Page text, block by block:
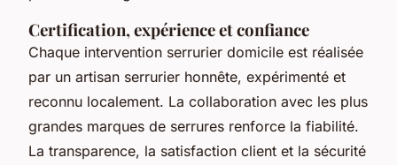
Certification, expérience et confiance
Chaque intervention serrurier domicile est réalisée
par un artisan serrurier honnête, expérimenté et
reconnu localement. La collaboration avec les plus
grandes marques de serrures renforce la fiabilité.
La transparence, la satisfaction client et la sécurité